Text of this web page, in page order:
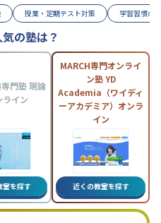
授業・定期テスト対策 学習習慣の
の塾は？
門塾 現論
ライン
室を探す
MARCH専門オンライ
ン塾 YD
Academia（ワイディ
ーアカデミア）オンラ
イン
近くの教室を探す